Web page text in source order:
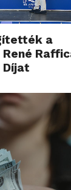
a
René
Díjat